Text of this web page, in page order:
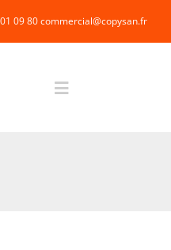
09 80commercial@copysan.fr
Toggle